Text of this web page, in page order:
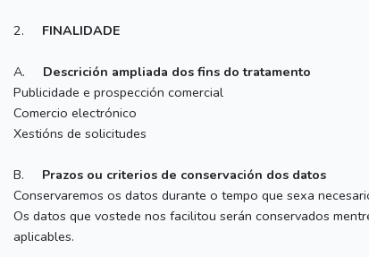
2. FINALIDADE
A. Descrición ampliada dos fins do tratamento
Publicidade e prospección comercial
Comercio electrónico
Xestións de solicitudes
B. Prazos ou criterios de conservación dos datos
Conservaremos os datos durante o tempo que sexa
Os datos que vostede nos facilitou serán conservados
aplicables.